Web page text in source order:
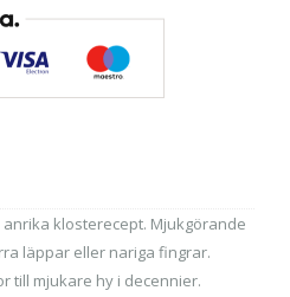
klosterecept. Mjukgörande
läppar eller nariga fingrar.
till mjukare hy i decennier.